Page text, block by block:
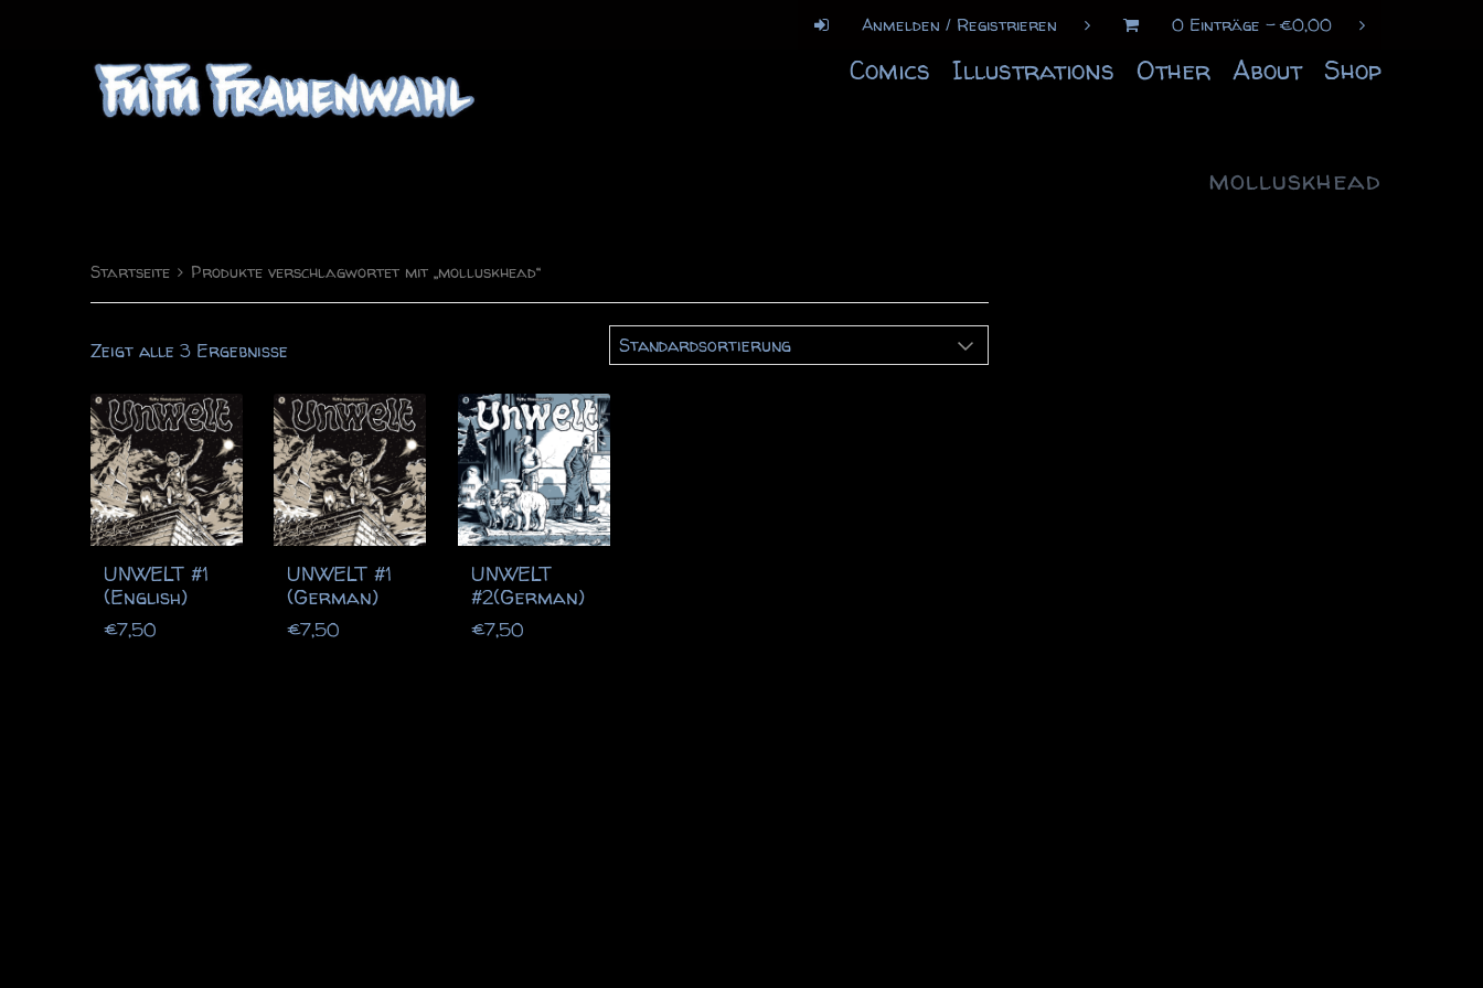
Anmelden / Registrieren 0 Einträge €0,00
Comics Illustrations Other About Shop
molluskhead
Startseite Produkte verschlagwortet mit „molluskhead“
Zeigt alle 3 Ergebnisse
UNWELT #1
(English)
€7,50
UNWELT #1
(German)
€7,50
UNWELT
#2(German)
€7,50